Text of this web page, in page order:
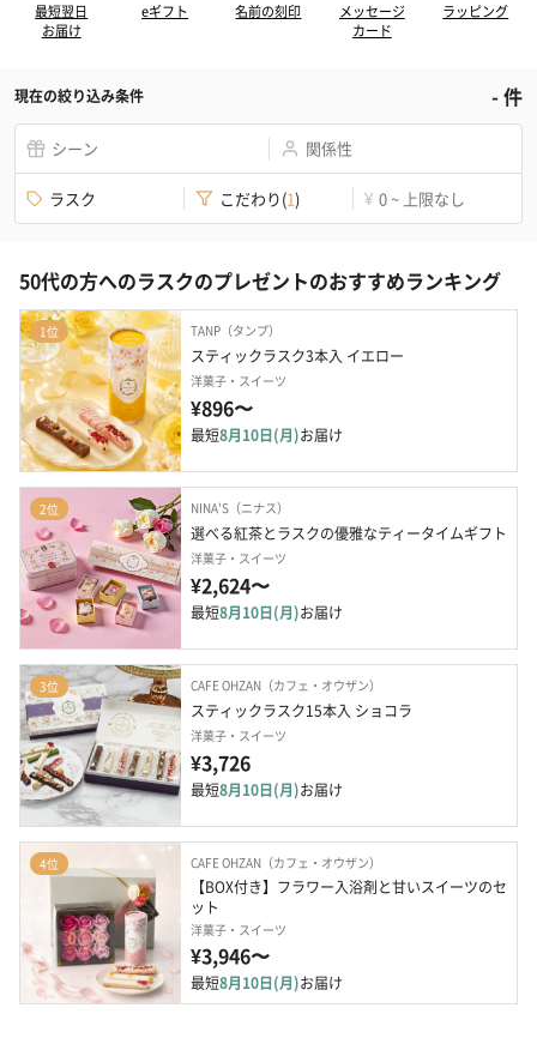
最短翌日
お届け
eギフト 名前の刻印
メッセージ
カード
ラッピング
現在の絞り込み条件 -件
シーン 関係性
ラスク こだわり(1) ¥ 0 ~ 上限なし
50代の方へのラスクのプレゼントのおすすめランキング
1位 TANP（タンプ）
スティックラスク3本入 イエロー
洋菓子・スイーツ
¥896〜
最短8月10日(月)お届け
2位 NINA'S（ニナス）
選べる紅茶とラスクの優雅なティータイムギフト
洋菓子・スイーツ
¥2,624〜
最短8月10日(月)お届け
3位 CAFE OHZAN（カフェ・オウザン）
スティックラスク15本入 ショコラ
洋菓子・スイーツ
¥3,726
最短8月10日(月)お届け
4位 CAFE OHZAN（カフェ・オウザン）
【BOX付き】フラワー入浴剤と甘いスイーツのセ
ット
洋菓子・スイーツ
¥3,946〜
最短8月10日(月)お届け